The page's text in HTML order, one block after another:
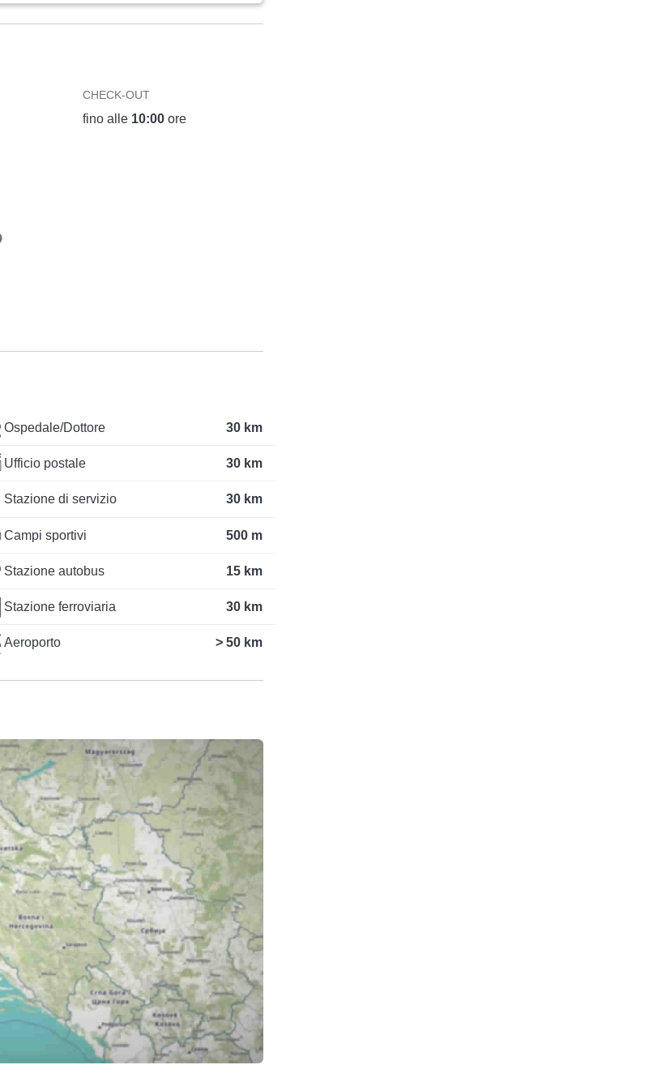
CHECK-OUT
fino alle 10:00ore
Ospedale/Dottore 30 km
Ufficio postale 30 km
Stazione di servizio 30 km
Campi sportivi 500 m
Stazione autobus 15 km
Stazione ferroviaria 30 km
Aeroporto > 50 km